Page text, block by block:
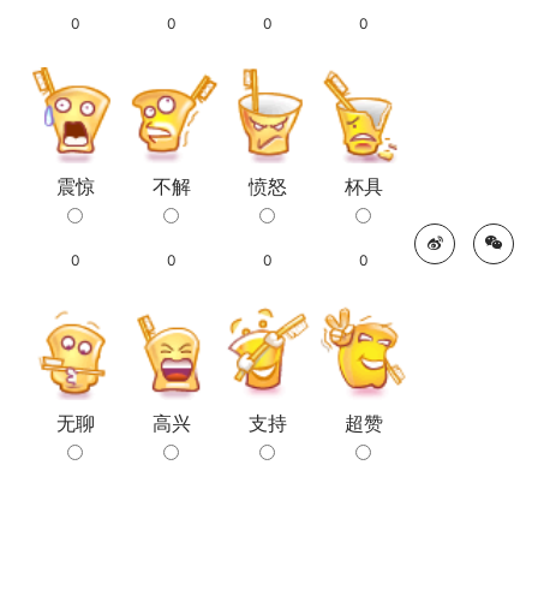
0
震惊
0
不解
0
愤怒
0
杯具
0
无聊
0
高兴
0
支持
0
超赞